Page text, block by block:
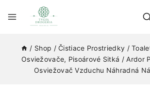
/ Shop / Čistiace Prostriedky /
Osviežovače, Pisoárové Sitká / Ardor
Osviežovač Vzduchu Náhradná